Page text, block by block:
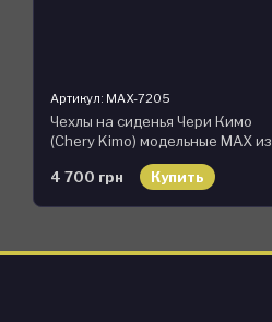
Артикул: MAX-7205
Чехлы на сиденья Чери Кимо
(Chery Kimo) модельные MAX из
экокожи Черно-белый
4 700 грн
Купить